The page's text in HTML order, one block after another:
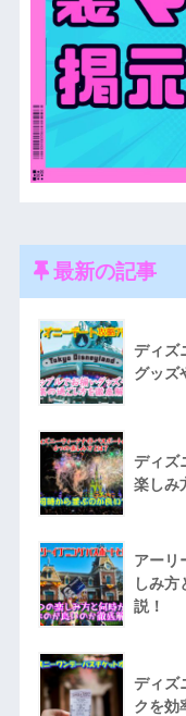
最新の記事
ディズ
グッズ
ディズ
楽しみ
アーリ
しみ方
説！
ディズ
クを効